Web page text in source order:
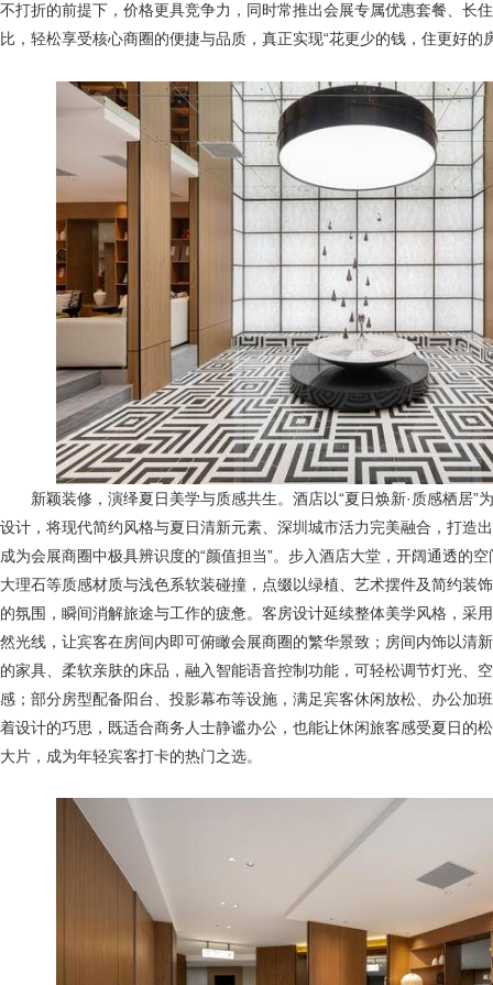
不打折的前提下，价格更具竞争力，同时常推出会展专属优惠套餐、长
比，轻松享受核心商圈的便捷与品质，真正实现“花更少的钱，住更好的
新颖装修，演绎夏日美学与质感共生。酒店以“夏日焕新·质感栖居”
设计，将现代简约风格与夏日清新元素、深圳城市活力完美融合，打造
成为会展商圈中极具辨识度的“颜值担当”。步入酒店大堂，开阔通透的
大理石等质感材质与浅色系软装碰撞，点缀以绿植、艺术摆件及简约装
的氛围，瞬间消解旅途与工作的疲惫。客房设计延续整体美学风格，采
然光线，让宾客在房间内即可俯瞰会展商圈的繁华景致；房间内饰以清
的家具、柔软亲肤的床品，融入智能语音控制功能，可轻松调节灯光、
感；部分房型配备阳台、投影幕布等设施，满足宾客休闲放松、办公加
着设计的巧思，既适合商务人士静谧办公，也能让休闲旅客感受夏日的
大片，成为年轻宾客打卡的热门之选。